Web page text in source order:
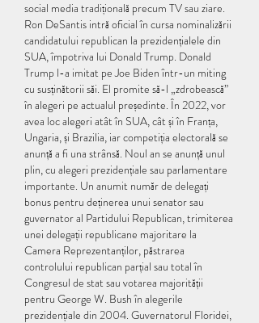
social media tradițională precum TV sau ziare.
Ron DeSantis intră oficial în cursa nominalizării
candidatului republican la prezidențialele din
SUA, împotriva lui Donald Trump. Donald
Trump l-a imitat pe Joe Biden într-un miting
cu susținătorii săi. El promite să-l „zdrobească”
în alegeri pe actualul președinte. În 2022, vor
avea loc alegeri atât în SUA, cât și în Franța,
Ungaria, și Brazilia, iar competiția electorală se
anunță a fi una strânsă. Noul an se anunță unul
plin, cu alegeri prezidențiale sau parlamentare
importante. Un anumit număr de delegați
bonus pentru deținerea unui senator sau
guvernator al Partidului Republican, trimiterea
unei delegații republicane majoritare la
Camera Reprezentanților, păstrarea
controlului republican parțial sau total în
Congresul de stat sau votarea majorității
pentru George W. Bush în alegerile
prezidențiale din 2004. Guvernatorul Floridei,